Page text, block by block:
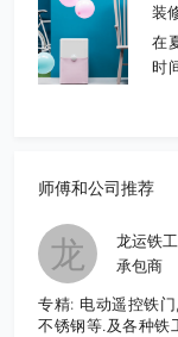
装
在
时
师傅和公司推荐
龙
龙运铁
承包商
专精: 电动遥控铁
不锈钢等.及各种铁